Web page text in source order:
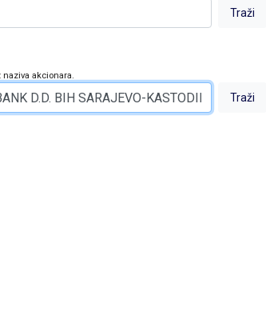
naziva akcionara.